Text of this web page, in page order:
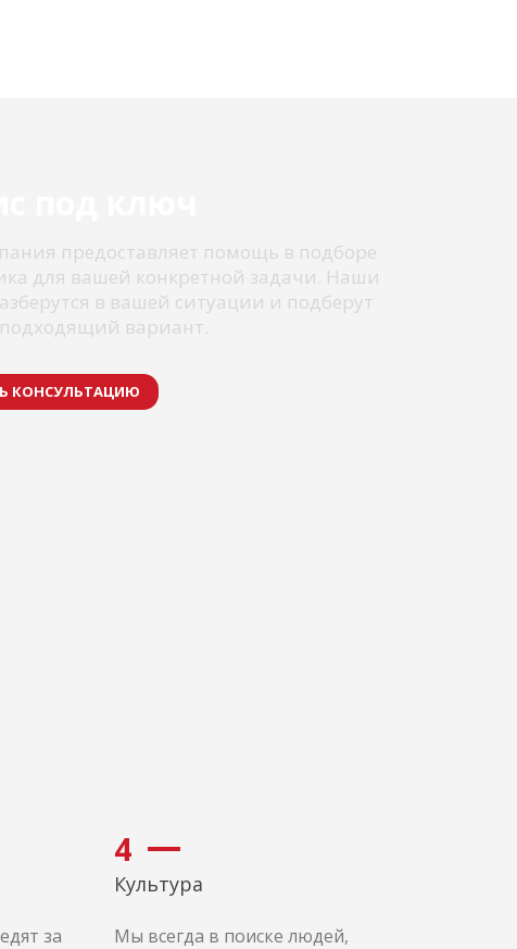
предоставляет помощь в подборе
для вашей конкретной задачи. Наши
в вашей ситуации и подберут
вариант.
КОНСУЛЬТАЦИЮ
за
4
Культура
Мы всегда в поиске людей,